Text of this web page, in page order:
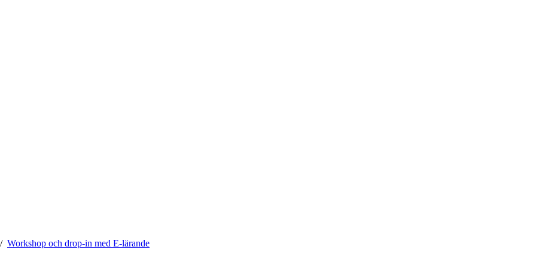
Workshop och drop-in med E-lärande